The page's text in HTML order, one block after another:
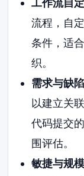
工作流自
流程，自
条件，适
织。
需求与缺
以建立关
代码提交
围评估。
敏捷与规